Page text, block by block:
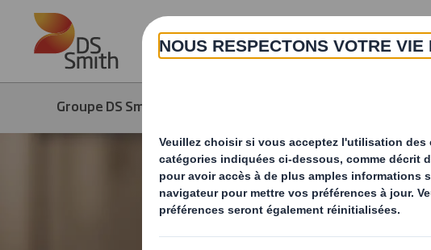
Skip to main content
A
Groupe DS Smith